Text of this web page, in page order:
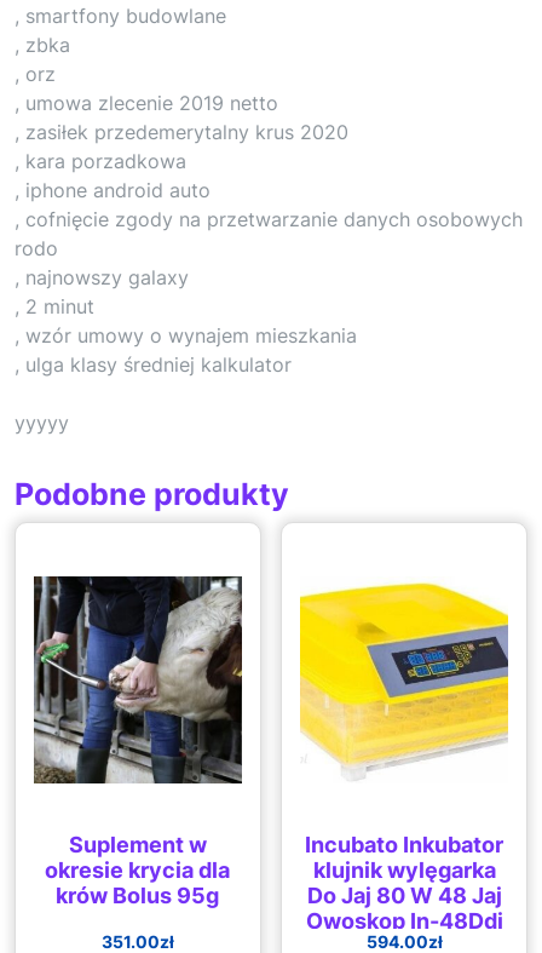
, smartfony budowlane
, zbka
, orz
, umowa zlecenie 2019 netto
, zasiłek przedemerytalny krus 2020
, kara porzadkowa
, iphone android auto
, cofnięcie zgody na przetwarzanie danych osobowych
rodo
, najnowszy galaxy
, 2 minut
, wzór umowy o wynajem mieszkania
, ulga klasy średniej kalkulator
yyyyy
Podobne produkty
Suplement w
okresie krycia dla
krów Bolus 95g
351.00zł
Incubato Inkubator
klujnik wylęgarka
Do Jaj 80 W 48 Jaj
Owoskop In-48Ddi
594.00zł